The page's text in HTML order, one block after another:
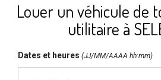
Louer un véhicule de
utilitaire à
Dates et heures (JJ/MM/AAAA hh:mm)